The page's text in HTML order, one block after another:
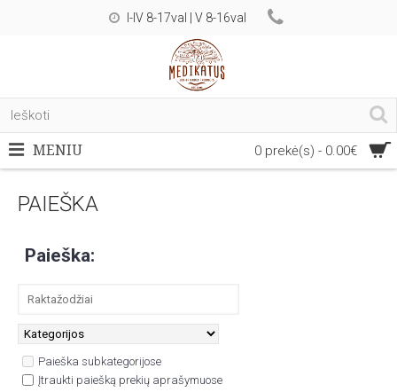
I-IV 8-17val | V 8-16val
0 prekė(s) - 0.00€
MENIU
PAIEŠKA
Paieška:
Paieška subkategorijose
Įtraukti paiešką prekių aprašymuose